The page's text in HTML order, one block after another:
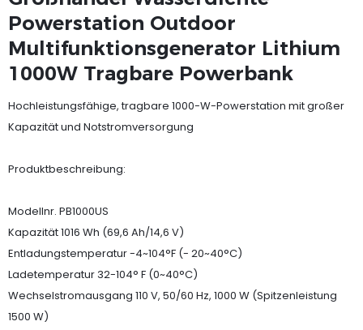
Powerstation Outdoor
Multifunktionsgenerator Lithium
1000W Tragbare Powerbank
Hochleistungsfähige, tragbare 1000-W-Powerstation mit großer
Kapazität und Notstromversorgung
Produktbeschreibung:
Modellnr. PB1000US
Kapazität 1016 Wh (69,6 Ah/14,6 V)
Entladungstemperatur -4~104°F (- 20~40°C)
Ladetemperatur 32-104° F (0~40°C)
Wechselstromausgang 110 V, 50/60 Hz, 1000 W (Spitzenleistung
1500 W)